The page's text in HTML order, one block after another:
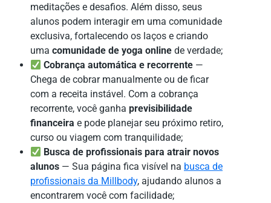
meditações e desafios. Além disso, seus
alunos podem interagir em uma comunidade
exclusiva, fortalecendo os laços e criando
uma comunidade de yoga online de verdade;
Cobrança automática e recorrente —
Chega de cobrar manualmente ou de ficar
com a receita instável. Com a cobrança
recorrente, você ganha previsibilidade
financeira e pode planejar seu próximo retiro,
curso ou viagem com tranquilidade;
Busca de profissionais para atrair novos
alunos — Sua página fica visível na busca de
profissionais da Millbody, ajudando alunos a
encontrarem você com facilidade;